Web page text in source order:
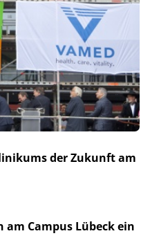
der Zukunft am
Campus Lübeck ein